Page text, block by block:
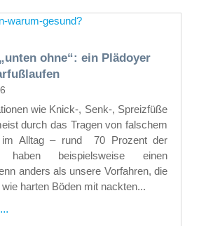
ohne“: ein Plädoyer
wie Knick-, Senk-, Spreizfüße
durch das Tragen von falschem
im Alltag – rund 70 Prozent der
haben beispielsweise einen
anders als unsere Vorfahren, die
harten Böden mit nackten...